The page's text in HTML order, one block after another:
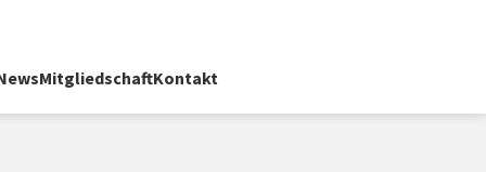
MitgliedschaftKontakt